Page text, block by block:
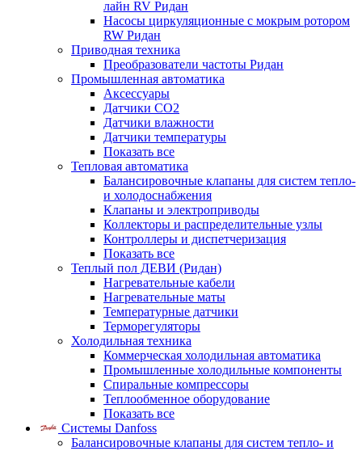
лайн RV Ридан
Насосы циркуляционные с мокрым ротором
RW Ридан
Приводная техника
Преобразователи частоты Ридан
Промышленная автоматика
Аксессуары
Датчики CO2
Датчики влажности
Датчики температуры
Показать все
Тепловая автоматика
Балансировочные клапаны для систем тепло-
и холодоснабжения
Клапаны и электроприводы
Коллекторы и распределительные узлы
Контроллеры и диспетчеризация
Показать все
Теплый пол ДЕВИ (Ридан)
Нагревательные кабели
Нагревательные маты
Температурные датчики
Терморегуляторы
Холодильная техника
Коммерческая холодильная автоматика
Промышленные холодильные компоненты
Спиральные компрессоры
Теплообменное оборудование
Показать все
Системы Danfoss
Балансировочные клапаны для систем тепло- и